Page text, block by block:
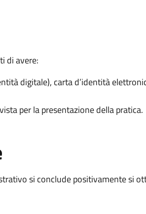
di avere:
digitale), carta d’identità
per la presentazione della pratica.
si conclude positivamente si